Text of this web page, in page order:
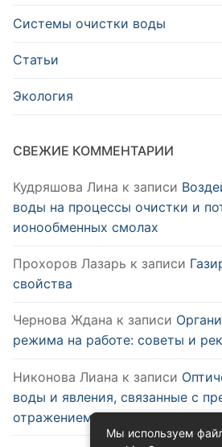
Системы очистки воды
Статьи
Экология
СВЕЖИЕ КОММЕНТАРИИ
Кудряшова Лина к записи
воды на процессы очистки и
ионообменных смолах
Прохоров Лазарь к записи
свойства
Чернова Ждана к записи
режима на работе: советы и
Никонова Лиана к записи
воды и явления, связанные с
отражением
Мы используем